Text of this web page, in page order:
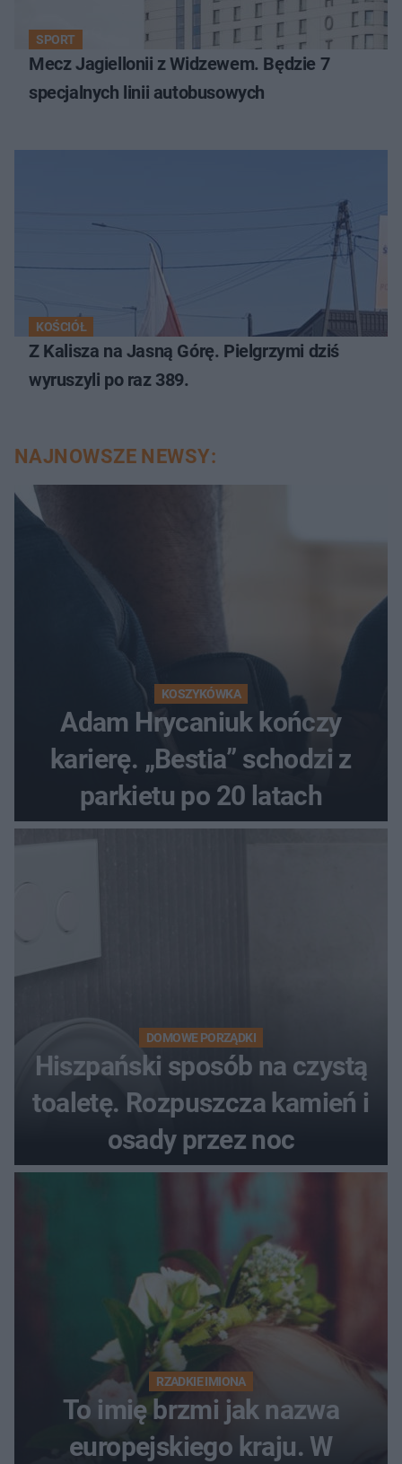
SPORT
Mecz Jagiellonii z Widzewem. Będzie 7
specjalnych linii autobusowych
KOŚCIÓŁ
Z Kalisza na Jasną Górę. Pielgrzymi dziś
wyruszyli po raz 389.
NAJNOWSZE NEWSY:
KOSZYKÓWKA
Adam Hrycaniuk kończy
karierę. „Bestia” schodzi z
parkietu po 20 latach
DOMOWE PORZĄDKI
Hiszpański sposób na czystą
toaletę. Rozpuszcza kamień i
osady przez noc
RZADKIE IMIONA
To imię brzmi jak nazwa
europejskiego kraju. W